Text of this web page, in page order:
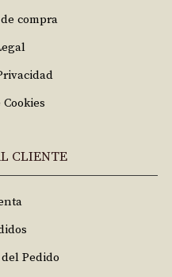
compra
CLIENTE
Pedido